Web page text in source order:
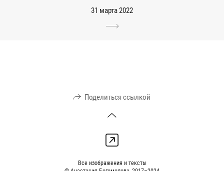
31 марта 2022
Поделиться ссылкой
Все изображения и тексты